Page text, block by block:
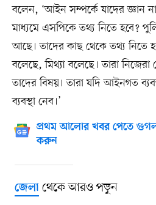
বলেন, ‘আইন সম্পর্কে যাদের জ্ঞান
মাধ্যমে এসপিকে তথ্য নিতে হবে?
আছে। তাদের কাছ থেকে তথ্য নিতে
বলেছে, মিথ্যা বলেছে। তারা নিজেরা
তাদের বিষয়। তারা যদি আইনগত
ব্যবস্থা নেব।’
প্রথম আলোর খবর পেতে
করুন
জেলাথেকে আরও পড়ুন